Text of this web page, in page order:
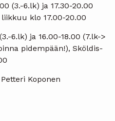
(3.-6.lk) ja 17.30-20.00
klo 17.00-20.00
6.lk) ja 16.00-18.00 (7.lk->
pidempään!), Sköldis-
Koponen